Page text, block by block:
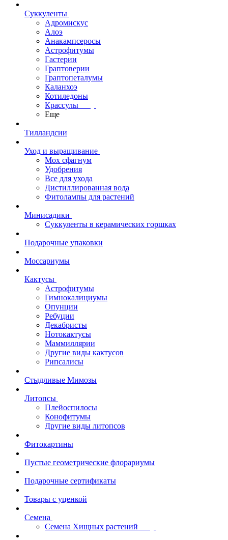
Суккуленты
Адромискус
Алоэ
Анакампсеросы
Астрофитумы
Гастерии
Граптоверии
Граптопеталумы
Каланхоэ
Котиледоны
Крассулы
Еще
Тилландсии
Уход и выращивание
Мох сфагнум
Удобрения
Все для ухода
Дистиллированная вода
Фитолампы для растений
Минисадики
Суккуленты в керамических горшках
Подарочные упаковки
Моссариумы
Кактусы
Астрофитумы
Гимнокалициумы
Опунции
Ребуции
Декабристы
Нотокактусы
Маммиллярии
Другие виды кактусов
Рипсалисы
Стыдливые Мимозы
Литопсы
Плейоспилосы
Конофитумы
Другие виды литопсов
Фитокартины
Пустые геометрические флорариумы
Подарочные сертификаты
Товары с уценкой
Семена
Семена Хищных растений